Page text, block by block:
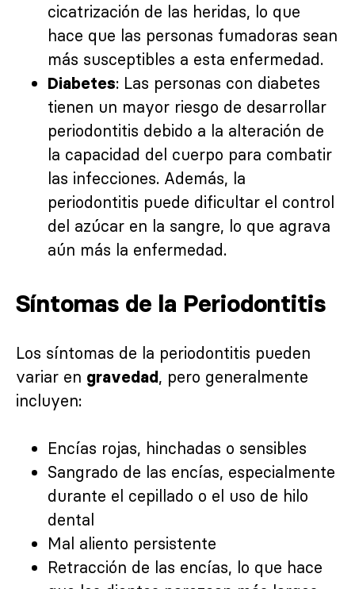
cicatrización de las heridas, lo que
hace que las personas fumadoras sean
más susceptibles a esta enfermedad.
Diabetes: Las personas con diabetes
tienen un mayor riesgo de desarrollar
periodontitis debido a la alteración de
la capacidad del cuerpo para combatir
las infecciones. Además, la
periodontitis puede dificultar el control
del azúcar en la sangre, lo que agrava
aún más la enfermedad.
Síntomas de la Periodontitis
Los síntomas de la periodontitis pueden
variar en gravedad, pero generalmente
incluyen:
Encías rojas, hinchadas o sensibles
Sangrado de las encías, especialmente
durante el cepillado o el uso de hilo
dental
Mal aliento persistente
Retracción de las encías, lo que hace